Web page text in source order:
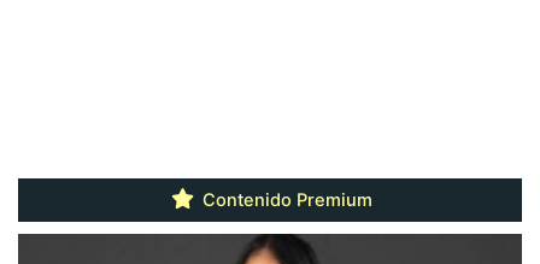
Contenido Premium